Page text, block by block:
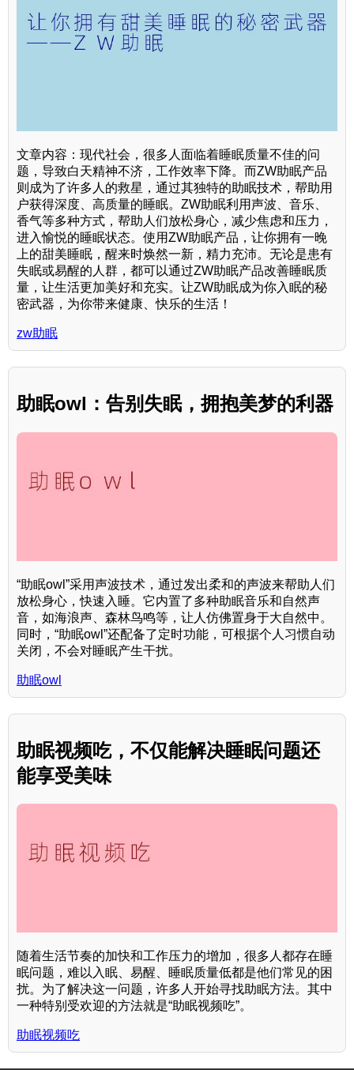
文章内容：现代社会，很多人面临着睡眠质量不佳的问
题，导致白天精神不济，工作效率下降。而ZW助眠产品
则成为了许多人的救星，通过其独特的助眠技术，帮助用
户获得深度、高质量的睡眠。ZW助眠利用声波、音乐、
香气等多种方式，帮助人们放松身心，减少焦虑和压力，
进入愉悦的睡眠状态。使用ZW助眠产品，让你拥有一晚
上的甜美睡眠，醒来时焕然一新，精力充沛。无论是患有
失眠或易醒的人群，都可以通过ZW助眠产品改善睡眠质
量，让生活更加美好和充实。让ZW助眠成为你入眠的秘
密武器，为你带来健康、快乐的生活！
zw助眠
助眠owl：告别失眠，拥抱美梦的利器
“助眠owl”采用声波技术，通过发出柔和的声波来帮助人们
放松身心，快速入睡。它内置了多种助眠音乐和自然声
音，如海浪声、森林鸟鸣等，让人仿佛置身于大自然中。
同时，“助眠owl”还配备了定时功能，可根据个人习惯自动
关闭，不会对睡眠产生干扰。
助眠owl
助眠视频吃，不仅能解决睡眠问题还
能享受美味
随着生活节奏的加快和工作压力的增加，很多人都存在睡
眠问题，难以入眠、易醒、睡眠质量低都是他们常见的困
扰。为了解决这一问题，许多人开始寻找助眠方法。其中
一种特别受欢迎的方法就是“助眠视频吃”。
助眠视频吃